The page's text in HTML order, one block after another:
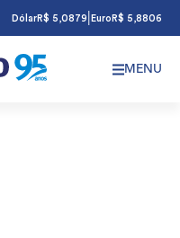
DólarR$ 5,0879 Euro R$ 5,8806
MENU